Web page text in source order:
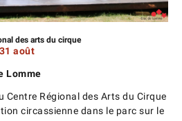
des arts du cirque
août
Lomme
Centre Régional des Arts du Cirque
circassienne dans le parc sur le